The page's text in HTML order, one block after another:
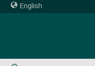
English